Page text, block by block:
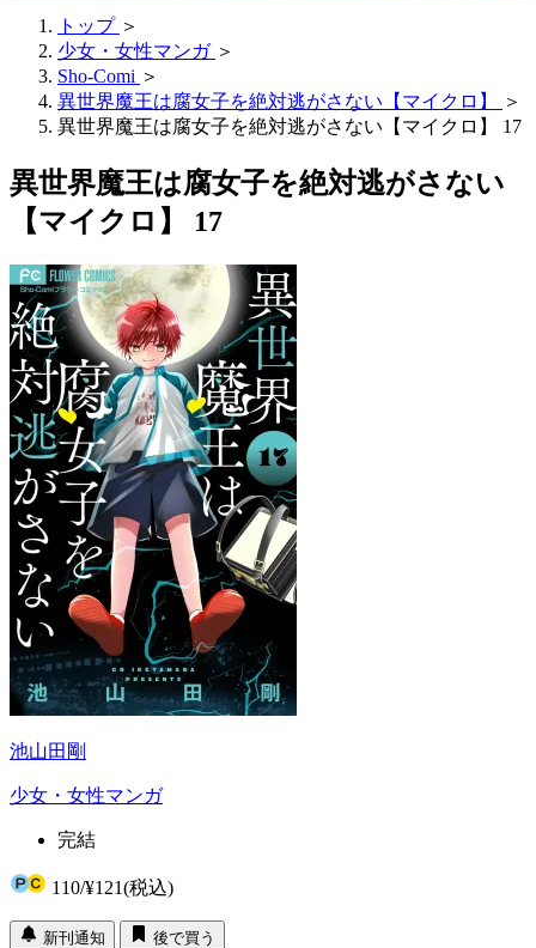
トップ ＞
少女・女性マンガ ＞
Sho-Comi ＞
異世界魔王は腐女子を絶対逃がさない【マイクロ】
＞
異世界魔王は腐女子を絶対逃がさない【マイクロ】 17
異世界魔王は腐女子を絶対逃がさない
【マイクロ】 17
池山田剛
少女・女性マンガ
完結
110/¥121(税込)
新刊通知
後で買う